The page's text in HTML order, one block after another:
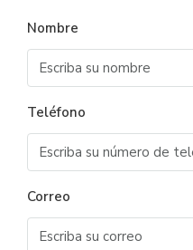
Nombre
Teléfono
Correo